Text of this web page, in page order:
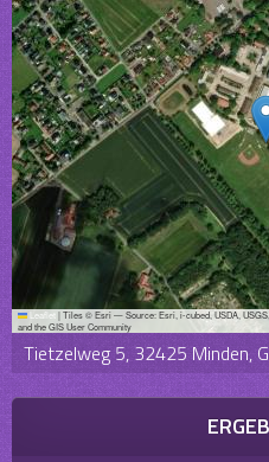
Leaflet |Tiles © Esri — Source: Esri, i-cubed, USDA, USGS,
and the GIS User Community
Tietzelweg 5, 32425 Minden,